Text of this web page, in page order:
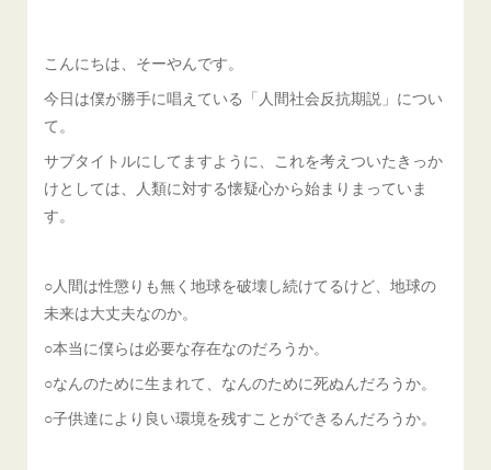
こんにちは、そーやんです。
今日は僕が勝手に唱えている「人間社会反抗期説」につい
て。
サブタイトルにしてますように、これを考えついたきっか
けとしては、人類に対する懐疑心から始まりまっていま
す。
○人間は性懲りも無く地球を破壊し続けてるけど、地球の
未来は大丈夫なのか。
○本当に僕らは必要な存在なのだろうか。
○なんのために生まれて、なんのために死ぬんだろうか。
○子供達により良い環境を残すことができるんだろうか。